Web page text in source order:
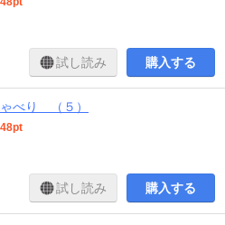
試し読み 購入する
べり （５）
試し読み 購入する